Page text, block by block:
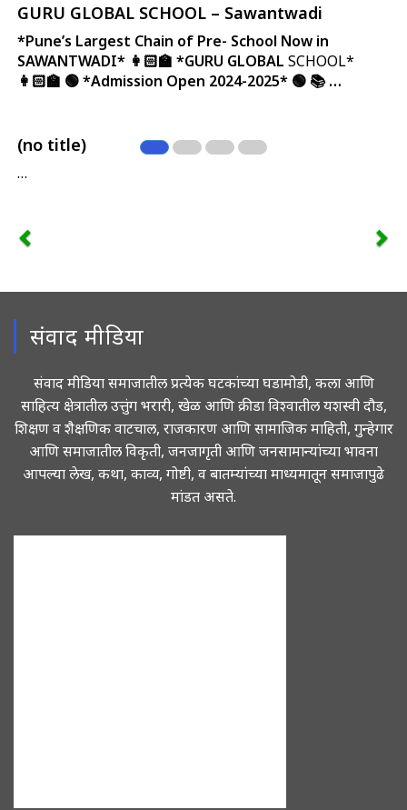
GURU GLOBAL SCHOOL – Sawantwadi
*Pune’s Largest Chain of Pre- School Now in
SAWANTWADI* 👩🏻‍🏫 *GURU GLOBAL SCHOOL*
👩🏻‍🏫 🟢 *Admission Open 2024-2025* 🟢 📚 …
(no title)
…
संवाद मीडिया
संवाद मीडिया समाजातील प्रत्येक घटकांच्या घडामोडी, कला आणि
साहित्य क्षेत्रातील उत्तुंग भरारी, खेळ आणि क्रीडा विश्वातील यशस्वी दौड,
शिक्षण व शैक्षणिक वाटचाल, राजकारण आणि सामाजिक माहिती, गुन्हेगार
आणि समाजातील विकृती, जनजागृती आणि जनसामान्यांच्या भावना
आपल्या लेख, कथा, काव्य, गोष्टी, व बातम्यांच्या माध्यमातून समाजापुढे
मांडत असते.